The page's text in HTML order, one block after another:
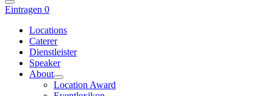
Eintragen 0
Locations
Caterer
Dienstleister
Speaker
About
Location Award